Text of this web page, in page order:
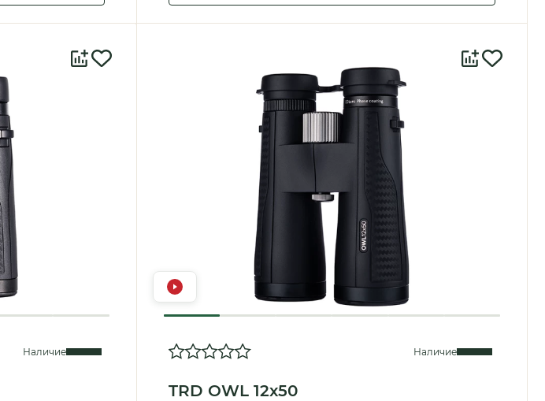
Наличие Наличие
TRD OWL 12x50